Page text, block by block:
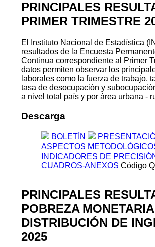
PRINCIPALES
PRIMER TRIMESTRE
El Instituto Nacional de Estadística
resultados de la Encuesta
Continua correspondiente al Primer
datos permiten observar los
laborales como la fuerza de trabajo,
tasa de desocupación y
a nivel total país y por área urbana -
Descarga
BOLETÍN
ASPECTOS
INDICADORES DE
CUADROS-ANEXOS Código
PRINCIPALES
POBREZA
DISTRIBUCIÓN DE
2025